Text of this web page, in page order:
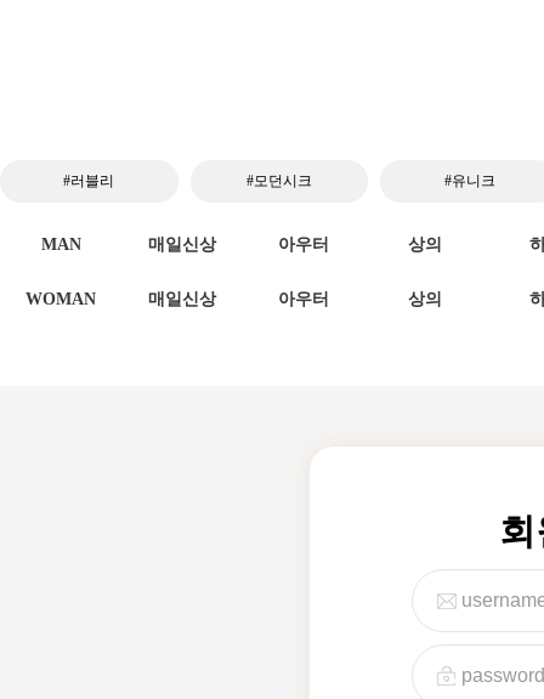
#러블리 #모던시크 #유니크
MAN 매일신상 아우터 상의
WOMAN 매일신상 아우터 상의